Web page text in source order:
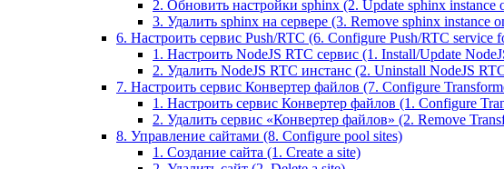
2. Обновить настройки sphinx (2. Update sphinx instance
3. Удалить sphinx на сервере (3. Remove sphinx instance
6. Настроить сервис Push/RTC (6. Configure Push/RTC service
1. Настроить NodeJS RTC сервис (1. Install/Update
2. Удалить NodeJS RTC инстанс (2. Uninstall NodeJS
7. Настроить сервис Конвертер файлов (7. Configure
1. Настроить сервис Конвертер файлов (1. Configure
2. Удалить сервис «Конвертер файлов» (2. Remove
8. Управление сайтами (8. Configure pool sites)
1. Создание сайта (1. Create a site)